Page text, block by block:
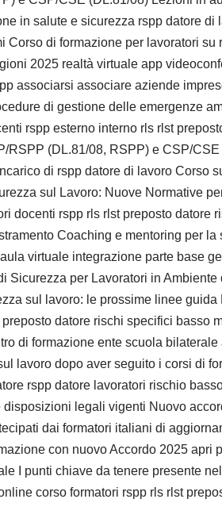
in salute e sicurezza rspp datore
di formazione per lavoratori
2025 realtà virtuale app
associarsi associare aziende
di gestione delle emergenze
rspp esterno interno rls rlst
(DL.81/08, RSPP) e CSP/
di rspp datore di lavoro Corso
sul Lavoro: Nuove Normative
docenti rspp rls rlst preposto
Coaching e mentoring per
virtuale integrazione parte base
per Lavoratori in
sul lavoro: le prossime linee
datore rischi specifici basso
di formazione ente scuola
lavoro dopo aver seguito i corsi di
rspp datore lavoratori rischio
legali vigenti Nuovo
dai formatori italiani di
con nuovo Accordo 2025 apri
I punti chiave da tenere presente
corso formatori rspp rls rlst